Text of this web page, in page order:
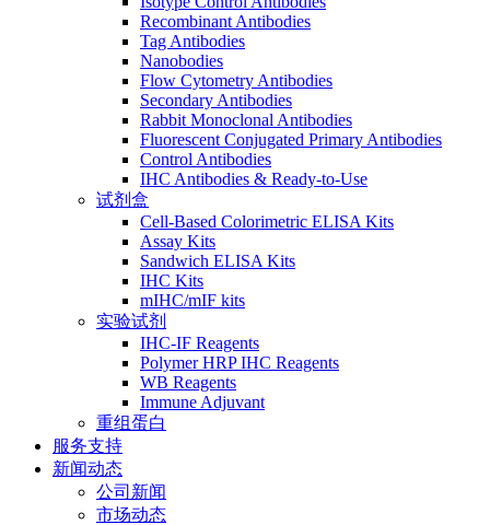
Recombinant Antibodies
Tag Antibodies
Nanobodies
Flow Cytometry Antibodies
Secondary Antibodies
Rabbit Monoclonal Antibodies
Fluorescent Conjugated Primary Antibodies
Control Antibodies
IHC Antibodies & Ready-to-Use
试剂盒
Cell-Based Colorimetric ELISA Kits
Assay Kits
Sandwich ELISA Kits
IHC Kits
mIHC/mIF kits
实验试剂
IHC-IF Reagents
Polymer HRP IHC Reagents
WB Reagents
Immune Adjuvant
重组蛋白
服务支持
新闻动态
公司新闻
市场动态